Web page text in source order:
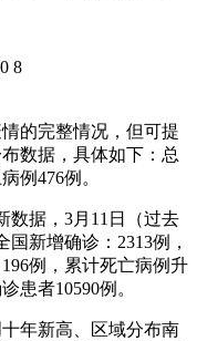
8
的完整情况，但可提
数据，具体如下：总
例476例。
数据，3月11日（过去
新增确诊：2313例，
例，累计死亡病例升
患者10590例。
年新高、区域分布南